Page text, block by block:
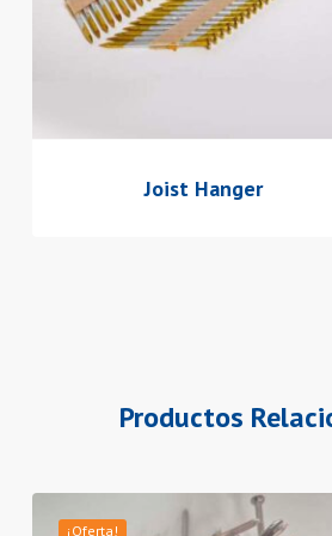
Joist Hanger
Productos
¡Oferta!